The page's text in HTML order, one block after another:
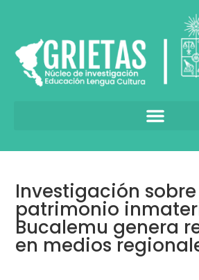
Investigación sobre
patrimonio
Bucalemu genera
en medios